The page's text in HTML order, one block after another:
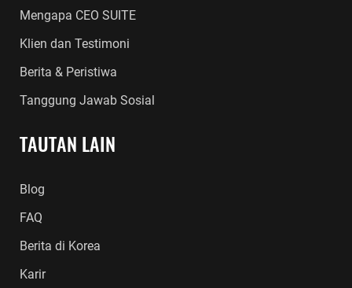
Mengapa CEO SUITE
Klien dan Testimoni
Berita & Peristiwa
Tanggung Jawab Sosial
TAUTAN LAIN
Blog
FAQ
Berita di Korea
Karir